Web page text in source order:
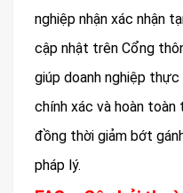
nghiệp nhận xác nhận
cập nhật trên Cổng
giúp doanh nghiệp
chính xác và hoàn toàn
đồng thời giảm bớt
pháp lý.